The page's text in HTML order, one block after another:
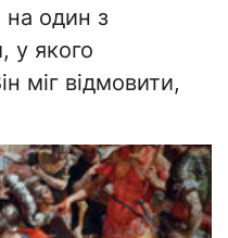
на один з
у якого
міг відмовити,